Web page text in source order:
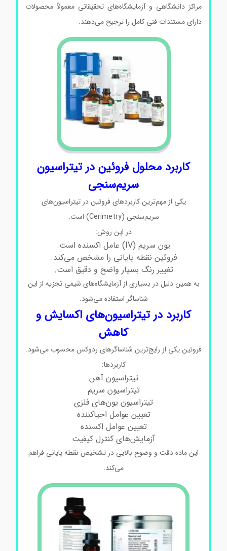
مراکز دانشگاهی و آزمایشگاه‌های تحقیقاتی معمولاً محصولات
دارای مستندات فنی کامل را ترجیح می‌دهند.
کاربرد محلول فروئین در تیتراسیون
سریم‌سنجی
یکی از مهم‌ترین کاربردهای فروئین در تیتراسیون‌های
سریم‌سنجی (Cerimetry) است.
در این روش:
یون سریم (IV) عامل اکسنده است.
فروئین نقطه پایانی را مشخص می‌کند.
تغییر رنگ بسیار واضح و دقیق است.
به همین دلیل در بسیاری از آزمایشگاه‌های شیمی تجزیه از این
شناساگر استفاده می‌شود.
کاربرد در تیتراسیون‌های اکسایش و
کاهش
فروئین یکی از رایج‌ترین شناساگرهای ردوکس محسوب می‌شود.
کاربردها:
تیتراسیون آهن
تیتراسیون سریم
تیتراسیون یون‌های فلزی
تعیین عوامل احیاکننده
تعیین عوامل اکسنده
آزمایش‌های کنترل کیفیت
این ماده دقت و وضوح بالایی در تشخیص نقطه پایانی فراهم
می‌کند.